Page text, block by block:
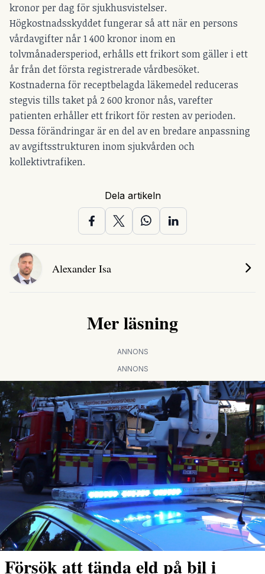
kronor per dag för sjukhusvistelser.
Högkostnadsskyddet fungerar så att när en persons
vårdavgifter når 1 400 kronor inom en
tolvmånadersperiod, erhålls ett frikort som gäller i ett
år från det första registrerade vårdbesöket.
Kostnaderna för receptbelagda läkemedel reduceras
stegvis tills taket på 2 600 kronor nås, varefter
patienten erhåller ett frikort för resten av perioden.
Dessa förändringar är en del av en bredare anpassning
av avgiftsstrukturen inom sjukvården och
kollektivtrafiken.
Dela artikeln
Alexander Isa
Mer läsning
ANNONS
ANNONS
Försök att tända eld på bil i